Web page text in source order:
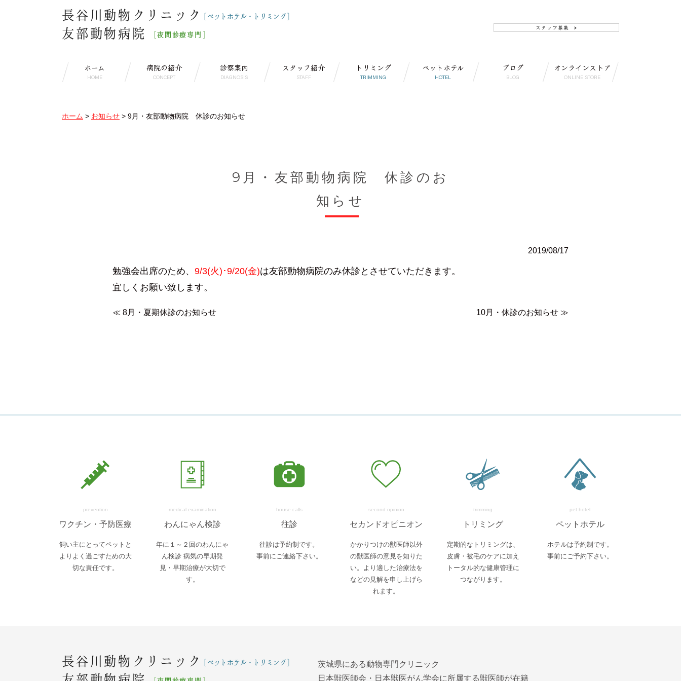
ホーム
HOME
病院の紹介
CONCEPT
診察案内
DIAGNOSIS
スタッフ紹介
STAFF
トリミング
TRIMMING
ペットホテル
HOTEL
ブログ
BLOG
オンラインストア
ONLINE STORE
ホーム > お知らせ > 9月・友部動物病院 休診のお知らせ
9月・友部動物病院 休診のお
知らせ
2019/08/17
勉強会出席のため、 9/3(火)･9/20(金)は友部動物病院のみ休診とさせていただきます。
宜しくお願い致します。
≪ 8月・夏期休診のお知らせ 10月・休診のお知らせ ≫
prevention
ワクチン・予防医療
飼い主にとってペットと
よりよく過ごすための大
切な責任です。
medical examination
わんにゃん検診
年に１～２回のわんにゃ
ん検診 病気の早期発
見・早期治療が大切で
す。
house calls
往診
往診は予約制です。
事前にご連絡下さい。
second opinion
セカンドオピニオン
かかりつけの獣医師以外
の獣医師の意見を知りた
い。より適した治療法を
などの見解を申し上げら
れます。
trimming
トリミング
定期的なトリミングは、
皮膚・被毛のケアに加え
トータル的な健康管理に
つながります。
pet hotel
ペットホテル
ホテルは予約制です。
事前にご予約下さい。
茨城県にある動物専門クリニック
日本獣医師会・日本獣医がん学会に所属する獣医師が在籍